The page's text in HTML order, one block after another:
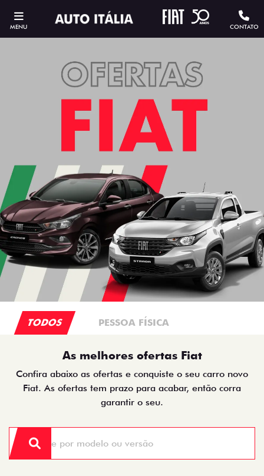
MENU CONTATO
TODOS PESSOA FÍSICA
As melhores ofertas Fiat
Confira abaixo as ofertas e conquiste o seu carro novo
Fiat. As ofertas tem prazo para acabar, então corra
garantir o seu.